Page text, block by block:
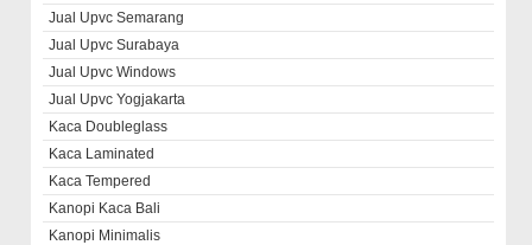
Jual Upvc Semarang
Jual Upvc Surabaya
Jual Upvc Windows
Jual Upvc Yogjakarta
Kaca Doubleglass
Kaca Laminated
Kaca Tempered
Kanopi Kaca Bali
Kanopi Minimalis